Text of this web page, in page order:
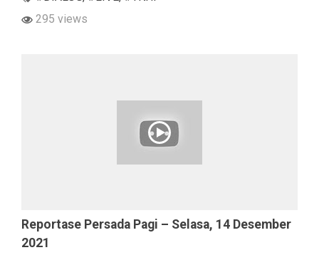
295 views
Reportase Persada Pagi – Selasa, 14 Desember
2021